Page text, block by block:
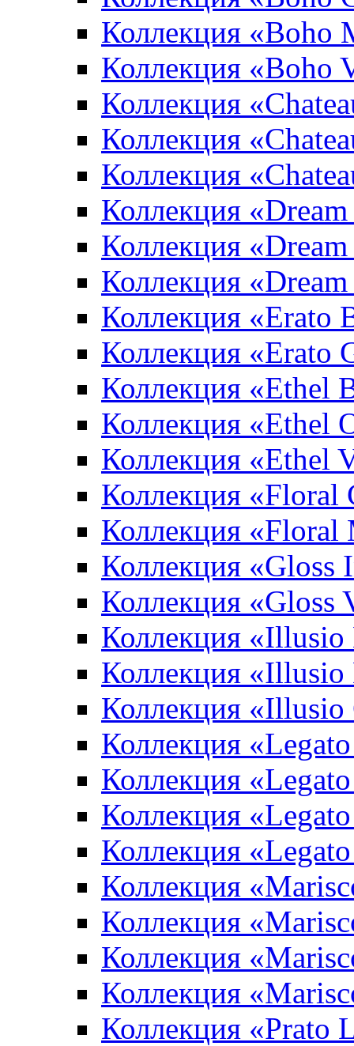
Коллекция «Boho
Коллекция «Boho
Коллекция
Коллекция
Коллекция
Коллекция
Коллекция
Коллекция
Коллекция «Erato
Коллекция «Erato
Коллекция «Ethel
Коллекция «Ethel
Коллекция «Ethel
Коллекция «Floral
Коллекция «Floral
Коллекция «Gloss
Коллекция «Gloss
Коллекция «Illusio
Коллекция «Illusio
Коллекция «Illusio
Коллекция
Коллекция
Коллекция
Коллекция
Коллекция
Коллекция
Коллекция
Коллекция
Коллекция «Prato